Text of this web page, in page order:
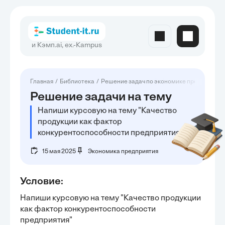
и Кэмп.ai, ex.-Kampus
Главная Библиотека Решение задач по экономике предприятия
Решение задачи на тему
Напиши курсовую на тему "Качество
продукции как фактор
конкурентоспособности предприятия"
15 мая 2025 Экономика предприятия
Условие:
Напиши курсовую на тему "Качество продукции
как фактор конкурентоспособности
предприятия"